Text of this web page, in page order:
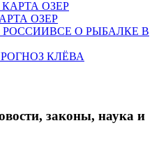
ОЗЕР
ВСЕ О РЫБАЛКЕ В
КЛЁВА
законы, наука и